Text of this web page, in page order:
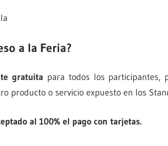
a la Feria?
gratuita para todos los participantes,
producto o servicio expuesto en los
al 100% el pago con tarjetas.